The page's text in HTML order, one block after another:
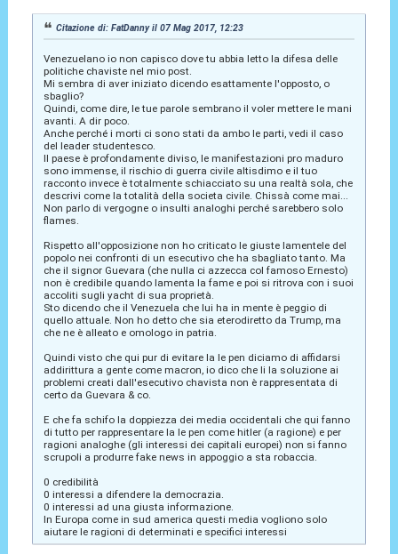
Citazione di: FatDanny il 07 Mag 2017, 12:23
Venezuelano io non capisco dove tu abbia letto la difesa delle
politiche chaviste nel mio post.
Mi sembra di aver iniziato dicendo esattamente l'opposto, o
sbaglio?
Quindi, come dire, le tue parole sembrano il voler mettere le mani
avanti. A dir poco.
Anche perché i morti ci sono stati da ambo le parti, vedi il caso
del leader studentesco.
Il paese è profondamente diviso, le manifestazioni pro maduro
sono immense, il rischio di guerra civile altisdimo e il tuo
racconto invece è totalmente schiacciato su una realtà sola, che
descrivi come la totalità della societa civile. Chissà come mai...
Non parlo di vergogne o insulti analoghi perché sarebbero solo
flames.
Rispetto all'opposizione non ho criticato le giuste lamentele del
popolo nei confronti di un esecutivo che ha sbagliato tanto. Ma
che il signor Guevara (che nulla ci azzecca col famoso Ernesto)
non è credibile quando lamenta la fame e poi si ritrova con i suoi
accoliti sugli yacht di sua proprietà.
Sto dicendo che il Venezuela che lui ha in mente è peggio di
quello attuale. Non ho detto che sia eterodiretto da Trump, ma
che ne è alleato e omologo in patria.
Quindi visto che qui pur di evitare la le pen diciamo di affidarsi
addirittura a gente come macron, io dico che li la soluzione ai
problemi creati dall'esecutivo chavista non è rappresentata di
certo da Guevara & co.
E che fa schifo la doppiezza dei media occidentali che qui fanno
di tutto per rappresentare la le pen come hitler (a ragione) e per
ragioni analoghe (gli interessi dei capitali europei) non si fanno
scrupoli a produrre fake news in appoggio a sta robaccia.
0 credibilità
0 interessi a difendere la democrazia.
0 interessi ad una giusta informazione.
In Europa come in sud america questi media vogliono solo
aiutare le ragioni di determinati e specifici interessi